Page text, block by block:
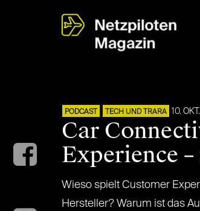
PODCAST TECH UND TRARA 10.
Car
Experience
Wieso spielt Customer
Hersteller? Warum ist das